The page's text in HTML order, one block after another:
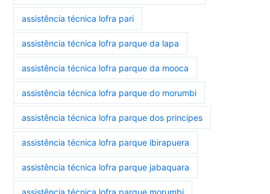
assistência técnica lofra pari
assistência técnica lofra parque da lapa
assistência técnica lofra parque da mooca
assistência técnica lofra parque do morumbi
assistência técnica lofra parque dos principes
assistência técnica lofra parque ibirapuera
assistência técnica lofra parque jabaquara